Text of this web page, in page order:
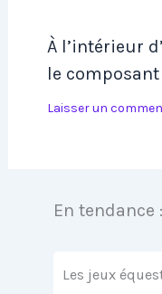
À l’intérieur
le composant
Laisser un
En tendance :
Les jeux